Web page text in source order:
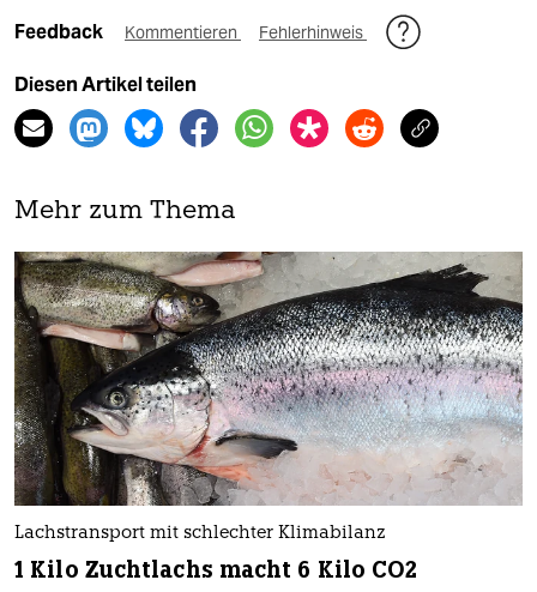
Feedback Kommentieren Fehlerhinweis
Diesen Artikel teilen
Mehr zum Thema
Lachstransport mit schlechter Klimabilanz
1 Kilo Zuchtlachs macht 6 Kilo CO2